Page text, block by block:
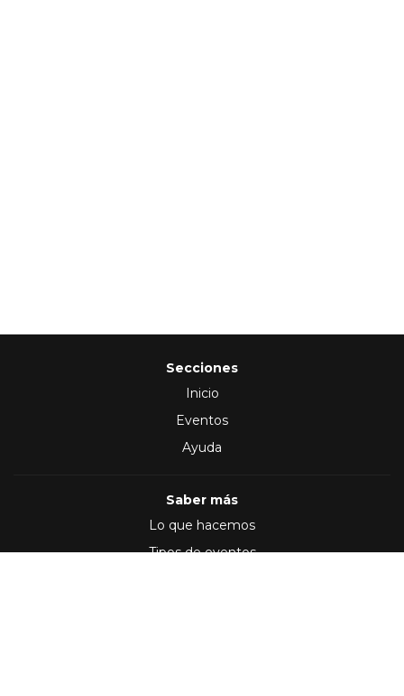
Secciones
Inicio
Eventos
Ayuda
Saber más
Lo que hacemos
Tipos de eventos